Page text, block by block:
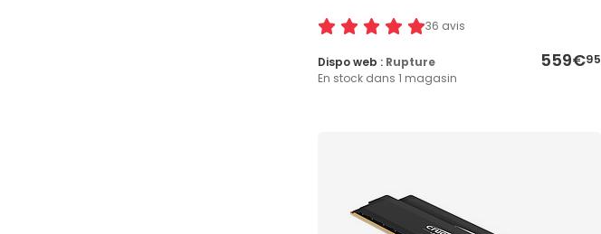
36 avis
559€95
Dispo web : Rupture
En stock dans 1 magasin